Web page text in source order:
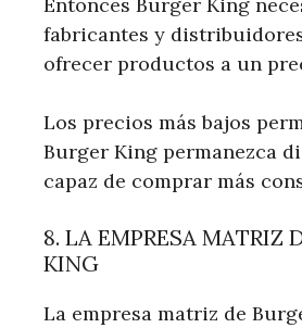
fabricantes y
ofrecer productos a un
Los precios más bajos
Burger King permanezca
capaz de comprar más
8. LA EMPRESA MATRIZ
KING
La empresa matriz de